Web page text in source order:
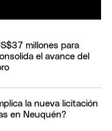
millones para
el avance del
la nueva licitación
en Neuquén?